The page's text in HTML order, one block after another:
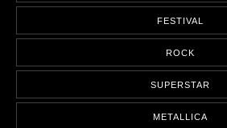
FESTIVAL
ROCK
SUPERSTAR
METALLICA